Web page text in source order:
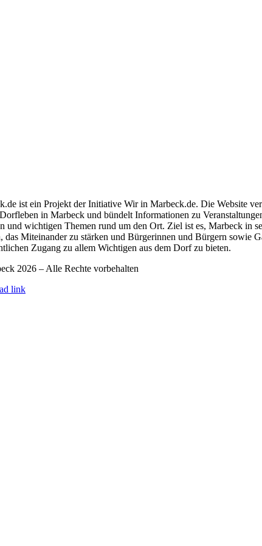
ist ein Projekt der Initiative Wir in Marbeck.de. Die Website
in Marbeck und bündelt Informationen zu
und wichtigen Themen rund um den Ort. Ziel ist es, Marbeck in
das Miteinander zu stärken und Bürgerinnen und Bürgern sowie
Zugang zu allem Wichtigen aus dem Dorf zu bieten.
2026 – Alle Rechte vorbehalten
link